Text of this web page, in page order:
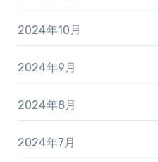
2024年10月
2024年9月
2024年8月
2024年7月